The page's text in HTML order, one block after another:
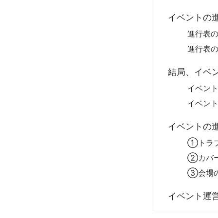
イベントの
進行表
進行表
結局、イベ
イベン
イベン
イベントの
①トラ
②カバ
③会場
イベント運